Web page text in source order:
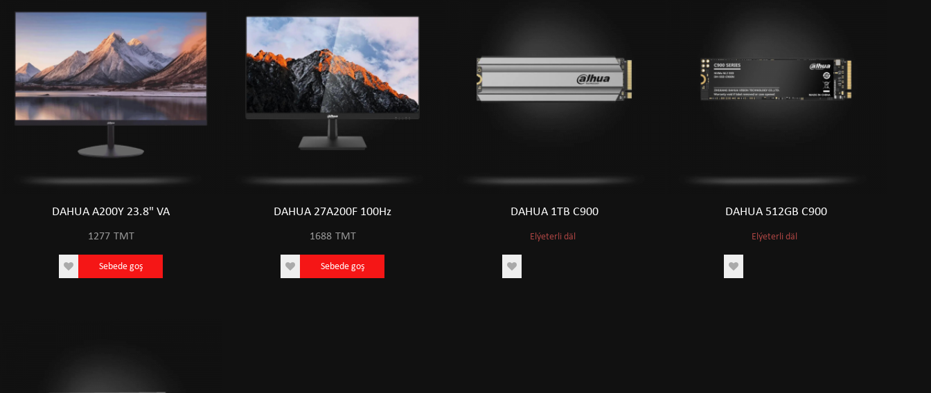
DAHUA A200Y 23.8" VA
1277 TMT
Sebede goş
DAHUA 27A200F 100Hz
1688 TMT
Sebede goş
DAHUA 1TB C900
Elýeterli däl
DAHUA 512GB C900
Elýeterli däl